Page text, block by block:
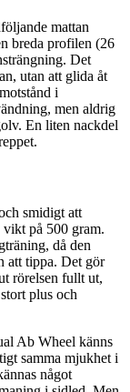
mattan
breda profilen (26
Det
utan att glida åt
i
men aldrig
En liten nackdel
smidigt att
på 500 gram.
då den
att tippa. Det gör
rörelsen fullt ut,
plus och
Ab Wheel känns
samma mjukhet i
något